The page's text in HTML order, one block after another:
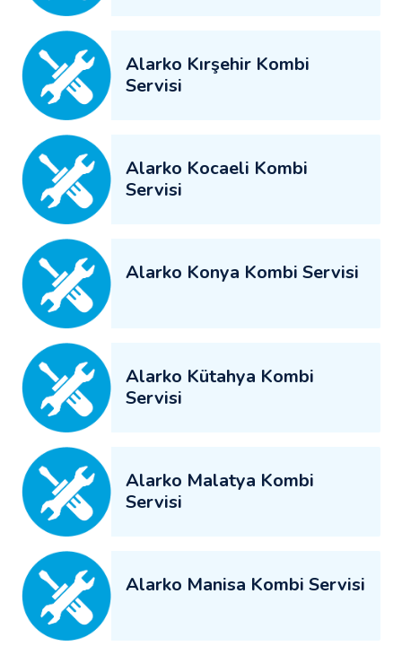
Alarko Kırşehir Kombi
Servisi
Alarko Kocaeli Kombi
Servisi
Alarko Konya Kombi Servisi
Alarko Kütahya Kombi
Servisi
Alarko Malatya Kombi
Servisi
Alarko Manisa Kombi Servisi